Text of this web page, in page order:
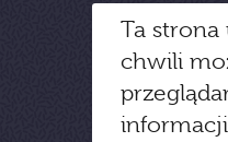
Ta strona
chwili